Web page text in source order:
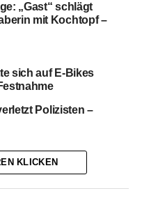
„Gast“ schlägt
mit Kochtopf –
sich auf E-Bikes
Polizisten –
KLICKEN